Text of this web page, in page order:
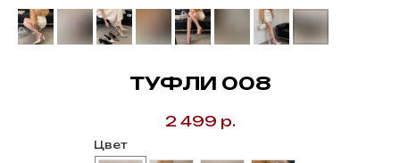
ТУФЛИ 008
2 499 р.
Цвет